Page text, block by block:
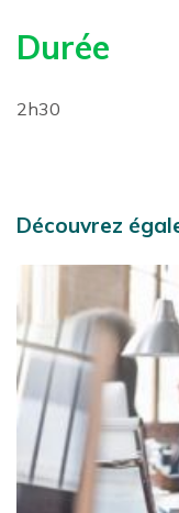
Durée
2h30
Découvrez